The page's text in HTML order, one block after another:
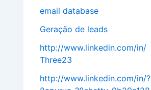
email database
Geração de leads
http://www.linkedin.com/in/
Three23
http://www.linkedin.com/in/?